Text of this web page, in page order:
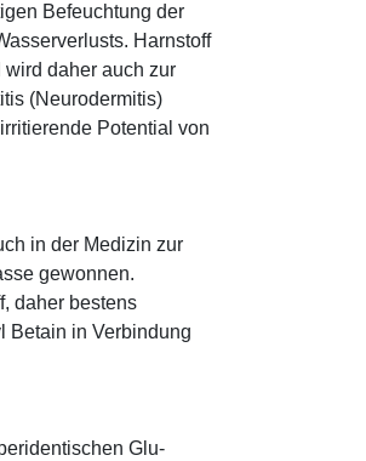
Befeuchtung der
Harnstoff
daher auch zur
(Neurodermitis)
Potential von
in der Medizin zur
gewonnen.
daher bestens
Betain in Verbindung
Glu­